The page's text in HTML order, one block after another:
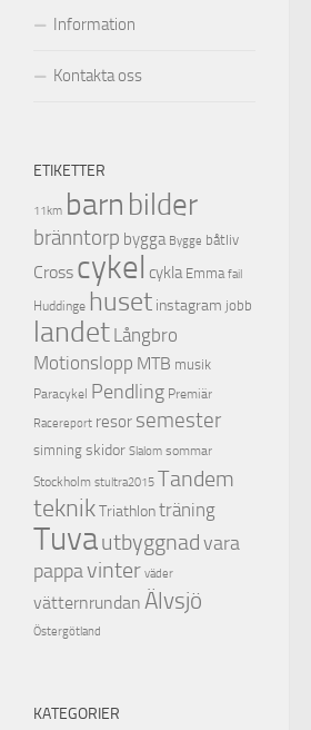
Information
Kontakta oss
ETIKETTER
11km barn bilder
bränntorp bygga Bygge båtliv
Cross cykel cykla Emma fail
Huddinge huset instagram jobb
landet Långbro
Motionslopp MTB musik
Paracykel Pendling Premiär
Racereport resor semester
simning skidor Slalom sommar
Stockholm stultra2015 Tandem
teknikTriathlonträning
Tuvautbyggnad vara
pappa vinter väder
vätternrundan Älvsjö
Östergötland
KATEGORIER